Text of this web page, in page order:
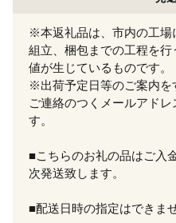
※本返礼品は、市内の工場
組立、梱包までの工程を
値が生じているものです。
※出荷予定日等のご案内を
ご連絡のつくメールアド
す。
■こちらのお礼の品はご入
次発送致します。
■配送日時の指定はできませ